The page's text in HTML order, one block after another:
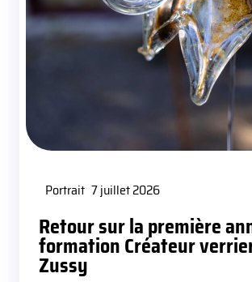
Portrait 7 juillet 2026
Retour sur la première
formation Créateur
Zussy